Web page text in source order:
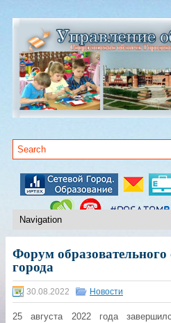
Форум образовательного
города
30.08.2022 Новости
25 августа 2022 года